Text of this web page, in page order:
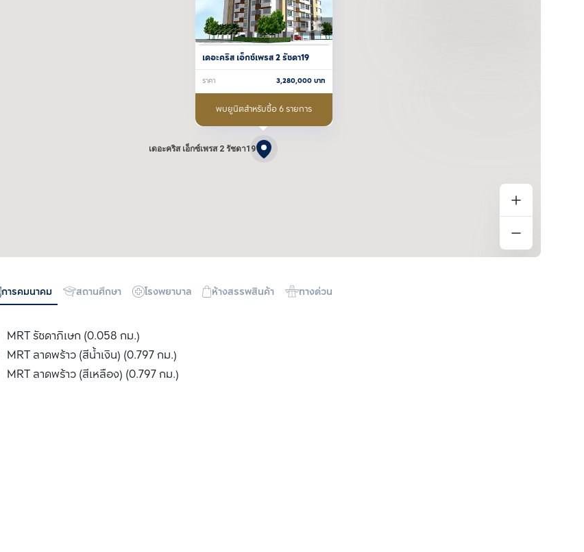
เดอะคริส เอ็กซ์เพรส 2 รัชดา19
เดอะคริส เอ็กซ์เพรส 2 รัชดา19
ราคา 3,280,000บาท
พบยูนิตสำหรับซื้อ 6 รายการ
การคมนาคม สถานศึกษา โรงพยาบาล ห้างสรรพสินค้า ทางด่วน
MRT รัชดาภิเษก (0.058 กม.)
MRT ลาดพร้าว (สีน้ำเงิน) (0.797 กม.)
MRT ลาดพร้าว (สีเหลือง) (0.797 กม.)